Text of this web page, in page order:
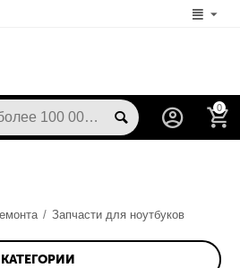
0
/ Запчасти для ноутбуков
КАТЕГОРИИ